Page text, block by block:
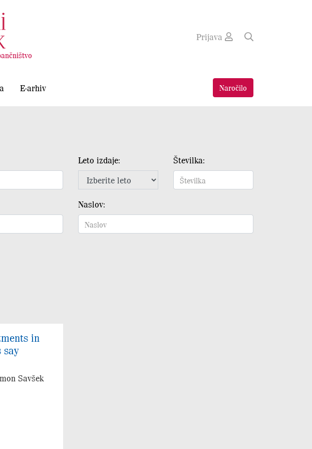
Prijava
E-arhiv Naročilo
Leto izdaje: Številka:
Naslov:
in
say
Savšek